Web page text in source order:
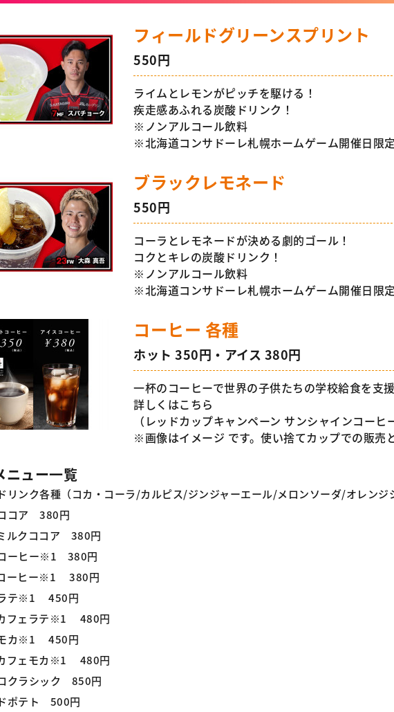
フィールドグリーンスプリント
550円
ライムとレモンがピッチを駆ける！
疾走感あふれる炭酸ドリンク！
※ノンアルコール飲料
※北海道コンサドーレ札幌ホームゲーム開催日限定
ブラックレモネード
550円
コーラとレモネードが決める劇的ゴール！
コクとキレの炭酸ドリンク！
※ノンアルコール飲料
※北海道コンサドーレ札幌ホームゲーム開催日限定
コーヒー 各種
ホット 350円・アイス 380円
一杯のコーヒーで世界の子供たちの学校給食を支援
詳しくはこちら
（レッドカップキャンペーン サンシャインコーヒ
※画像はイメージ です。使い捨てカップでの販売と
ニュー一覧
リンク各種（コカ・コーラ/カルピス/ジンジャーエール/メロンソーダ/オレン
コア 380円
ルクココア 380円
コーヒー※1 380円
コーヒー※1 380円
ラテ※1 450円
カフェラテ※1 480円
モカ※1 450円
カフェモカ※1 480円
クラシック 850円
ポテト 500円